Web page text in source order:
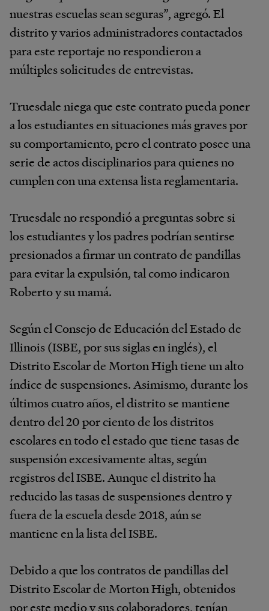
nuestras escuelas sean seguras”, agregó. El
distrito y varios administradores contactados
para este reportaje no respondieron a
múltiples solicitudes de entrevistas.
Truesdale niega que este contrato pueda poner
a los estudiantes en situaciones más graves por
su comportamiento, pero el contrato posee una
serie de actos disciplinarios para quienes no
cumplen con una extensa lista reglamentaria.
Truesdale no respondió a preguntas sobre si
los estudiantes y los padres podrían sentirse
presionados a firmar un contrato de pandillas
para evitar la expulsión, tal como indicaron
Roberto y su mamá.
Según el Consejo de Educación del Estado de
Illinois (ISBE, por sus siglas en inglés), el
Distrito Escolar de Morton High tiene un alto
índice de suspensiones. Asimismo, durante los
últimos cuatro años, el distrito se mantiene
dentro del 20 por ciento de los distritos
escolares en todo el estado que tiene tasas de
suspensión excesivamente altas, según
registros del ISBE. Aunque el distrito ha
reducido las tasas de suspensiones dentro y
fuera de la escuela desde 2018, aún se
mantiene en la lista del ISBE.
Debido a que los contratos de pandillas del
Distrito Escolar de Morton High, obtenidos
por este medio y sus colaboradores, tenían